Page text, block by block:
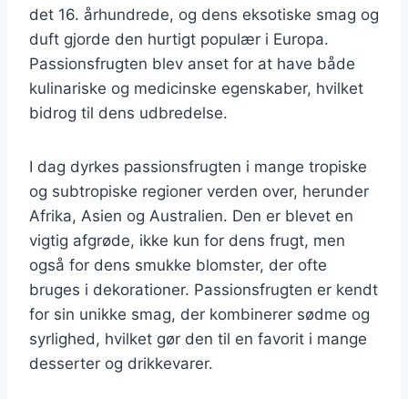
det 16. århundrede, og dens eksotiske smag og
duft gjorde den hurtigt populær i Europa.
Passionsfrugten blev anset for at have både
kulinariske og medicinske egenskaber, hvilket
bidrog til dens udbredelse.
I dag dyrkes passionsfrugten i mange tropiske
og subtropiske regioner verden over, herunder
Afrika, Asien og Australien. Den er blevet en
vigtig afgrøde, ikke kun for dens frugt, men
også for dens smukke blomster, der ofte
bruges i dekorationer. Passionsfrugten er kendt
for sin unikke smag, der kombinerer sødme og
syrlighed, hvilket gør den til en favorit i mange
desserter og drikkevarer.